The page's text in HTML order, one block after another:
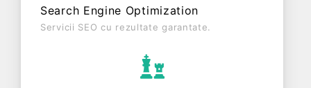
Search Engine Optimization
Servicii SEO cu rezultate garantate.